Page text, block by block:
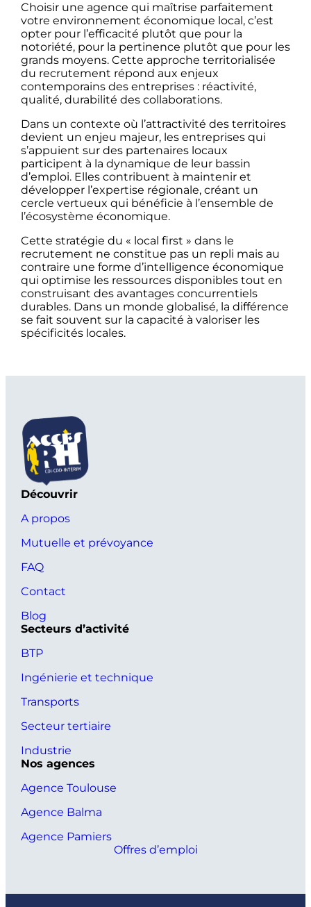
Choisir une agence qui maîtrise parfaitement
votre environnement économique local, c’est
opter pour l’efficacité plutôt que pour la
notoriété, pour la pertinence plutôt que pour les
grands moyens. Cette approche territorialisée
du recrutement répond aux enjeux
contemporains des entreprises : réactivité,
qualité, durabilité des collaborations.
Dans un contexte où l’attractivité des territoires
devient un enjeu majeur, les entreprises qui
s’appuient sur des partenaires locaux
participent à la dynamique de leur bassin
d’emploi. Elles contribuent à maintenir et
développer l’expertise régionale, créant un
cercle vertueux qui bénéficie à l’ensemble de
l’écosystème économique.
Cette stratégie du « local first » dans le
recrutement ne constitue pas un repli mais au
contraire une forme d’intelligence économique
qui optimise les ressources disponibles tout en
construisant des avantages concurrentiels
durables. Dans un monde globalisé, la différence
se fait souvent sur la capacité à valoriser les
spécificités locales.
Découvrir
A propos
Mutuelle et prévoyance
FAQ
Contact
Blog
Secteurs d’activité
BTP
Ingénierie et technique
Transports
Secteur tertiaire
Industrie
Nos agences
Agence Toulouse
Agence Balma
Agence Pamiers
Offres d’emploi